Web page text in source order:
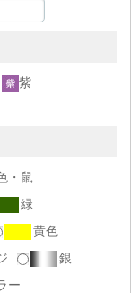
紫
・鼠
緑
黄色
銀
ー